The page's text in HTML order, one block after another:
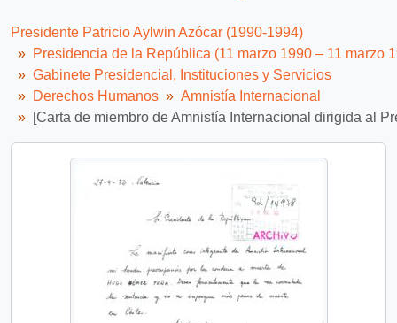
Presidente Patricio Aylwin Azócar (1990-1994)
Presidencia de la República (11 marzo 1990 – 11 marzo
Gabinete Presidencial, Instituciones y Servicios
Derechos Humanos
Amnistía Internacional
[Carta de miembro de Amnistía Internacional dirigida al